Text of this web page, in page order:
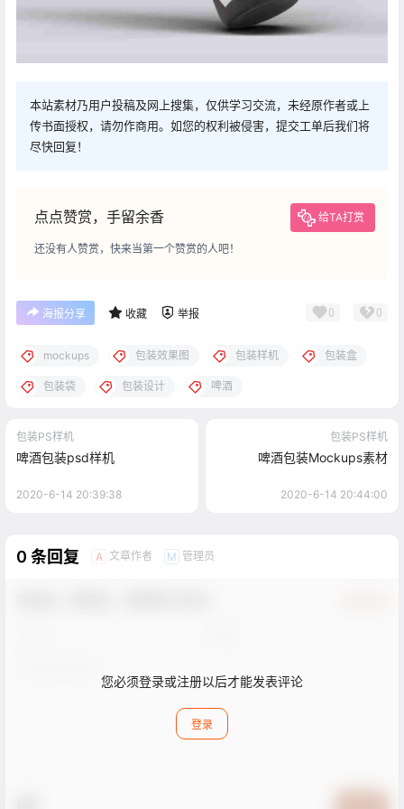
本站素材乃用户投稿及网上搜集，仅供学习交流，未经原作者或上
传书面授权，请勿作商用。如您的权利被侵害，提交工单后我们将
尽快回复！
点点赞赏，手留余香 给TA打赏
还没有人赞赏，快来当第一个赞赏的人吧！
海报分享 收藏 举报 0 0
mockups 包装效果图 包装样机 包装盒
包装袋 包装设计 啤酒
包装PS样机
啤酒包装psd样机
2020-6-14 20:39:38
包装PS样机
啤酒包装Mockups素材
2020-6-14 20:44:00
0 条回复 A 文章作者 M 管理员
您必须登录或注册以后才能发表评论
登录